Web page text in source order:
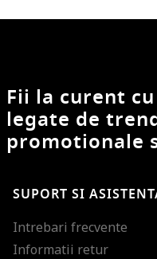
Fii la curent
legate de
promotionale
SUPORT SI
Intrebari frecvente
Informatii retur